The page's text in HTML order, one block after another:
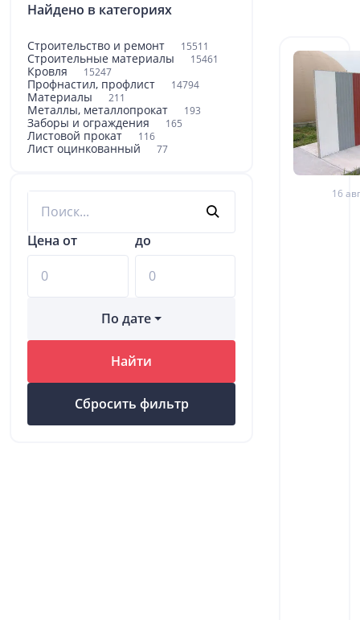
Найдено в категориях
Строительство и ремонт 15511
Строительные материалы 15461
Кровля 15247
Профнастил, профлист 14794
Материалы 211
Металлы, металлопрокат 193
Заборы и ограждения 165
Листовой прокат 116
Лист оцинкованный 77
Цена от до
По дате
Найти
Сбросить фильтр
16